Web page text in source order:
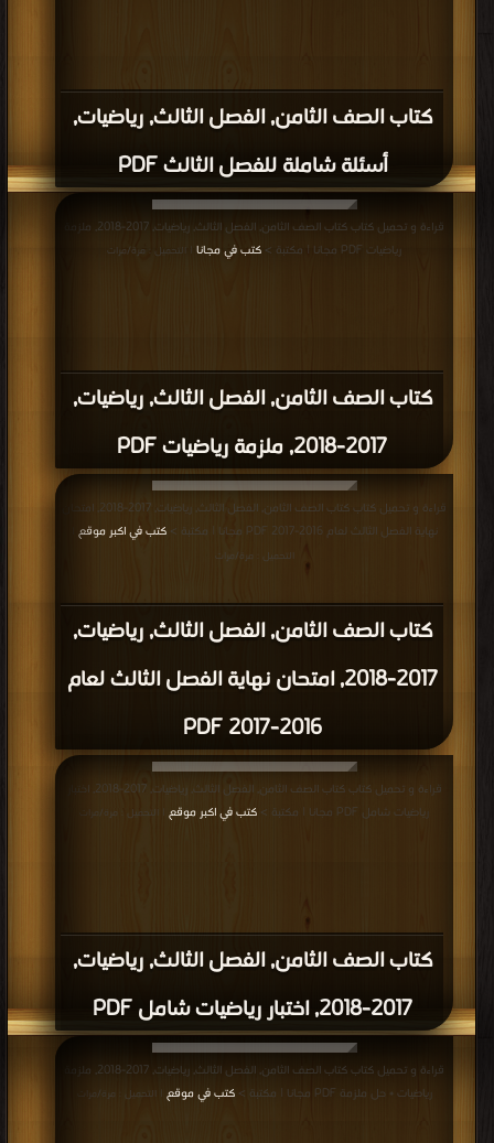
كتاب الصف الثامن, الفصل الثالث, رياضيات,
أسئلة شاملة للفصل الثالث PDF
كتاب الصف الثامن, الفصل الثالث, رياضيات,
2017-2018, ملزمة رياضيات PDF
قراءة و تحميل كتاب كتاب الصف الثامن, الفصل الثالث, رياضيات, 2017-2018, ملزمة
رياضيات PDF مجانا | مكتبة >
كتب في مجانا | التحميل : مرة/مرات
كتاب الصف الثامن, الفصل الثالث, رياضيات,
2017-2018, امتحان نهاية الفصل الثالث لعام
2016-2017 PDF
قراءة و تحميل كتاب كتاب الصف الثامن, الفصل الثالث, رياضيات, 2017-2018, امتحان
نهاية الفصل الثالث لعام 2016-2017 PDF مجانا | مكتبة >
كتب في اكبر موقع
التحميل : مرة/مرات
كتاب الصف الثامن, الفصل الثالث, رياضيات,
2017-2018, اختبار رياضيات شامل PDF
قراءة و تحميل كتاب كتاب الصف الثامن, الفصل الثالث, رياضيات, 2017-2018, اختبار
رياضيات شامل PDF مجانا | مكتبة >
كتب في اكبر موقع | التحميل : مرة/مرات
قراءة و تحميل كتاب كتاب الصف الثامن, الفصل الثالث, رياضيات, 2017-2018, ملزمة
رياضيات + حل ملزمة PDF مجانا | مكتبة >
كتب في موقع | التحميل : مرة/مرات